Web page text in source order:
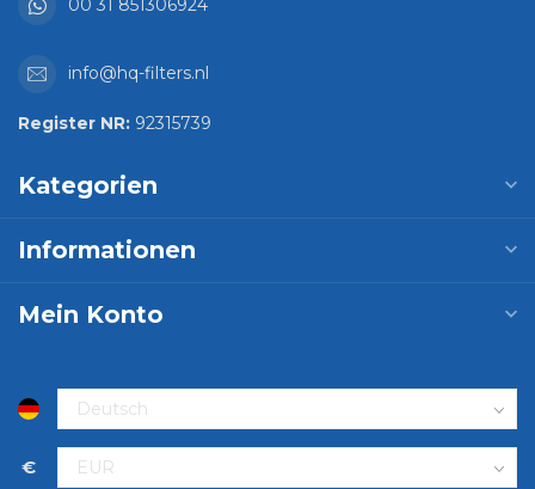
00 31 851306924
info@hq-filters.nl
Register NR: 92315739
Kategorien
Informationen
Mein Konto
€